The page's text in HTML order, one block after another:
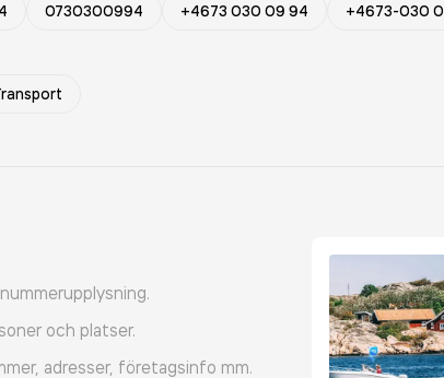
0730300994 +4673 030 09 94 +4673-030
och platser.
adresser, företagsinfo mm.